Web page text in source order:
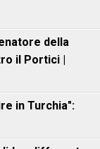
della
il Portici |
in Turchia":